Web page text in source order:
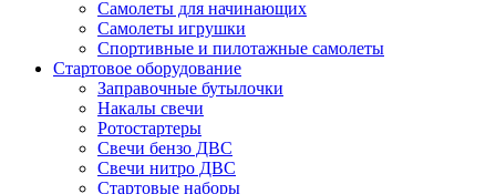
Самолеты для начинающих
Самолеты игрушки
Спортивные и пилотажные самолеты
Стартовое оборудование
Заправочные бутылочки
Накалы свечи
Ротостартеры
Свечи бензо ДВС
Свечи нитро ДВС
Стартовые наборы